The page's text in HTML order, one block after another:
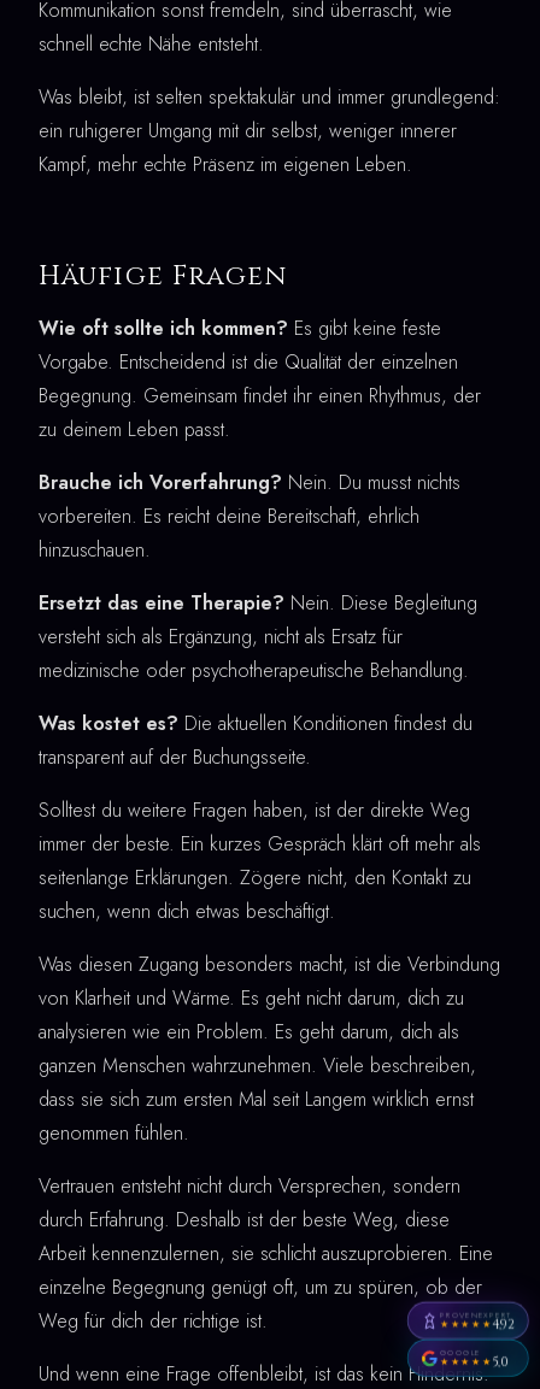
Kommunikation sonst fremdeln, sind überrascht, wie
schnell echte Nähe entsteht.
Was bleibt, ist selten spektakulär und immer grundlegend:
ein ruhigerer Umgang mit dir selbst, weniger innerer
Kampf, mehr echte Präsenz im eigenen Leben.
Häufige Fragen
Wie oft sollte ich kommen? Es gibt keine feste
Vorgabe. Entscheidend ist die Qualität der einzelnen
Begegnung. Gemeinsam findet ihr einen Rhythmus, der
zu deinem Leben passt.
Brauche ich Vorerfahrung? Nein. Du musst nichts
vorbereiten. Es reicht deine Bereitschaft, ehrlich
hinzuschauen.
Ersetzt das eine Therapie? Nein. Diese Begleitung
versteht sich als Ergänzung, nicht als Ersatz für
medizinische oder psychotherapeutische Behandlung.
Was kostet es? Die aktuellen Konditionen findest du
transparent auf der Buchungsseite.
Solltest du weitere Fragen haben, ist der direkte Weg
immer der beste. Ein kurzes Gespräch klärt oft mehr als
seitenlange Erklärungen. Zögere nicht, den Kontakt zu
suchen, wenn dich etwas beschäftigt.
Was diesen Zugang besonders macht, ist die Verbindung
von Klarheit und Wärme. Es geht nicht darum, dich zu
analysieren wie ein Problem. Es geht darum, dich als
ganzen Menschen wahrzunehmen. Viele beschreiben,
dass sie sich zum ersten Mal seit Langem wirklich ernst
genommen fühlen.
Vertrauen entsteht nicht durch Versprechen, sondern
durch Erfahrung. Deshalb ist der beste Weg, diese
Arbeit kennenzulernen, sie schlicht auszuprobieren. Eine
einzelne Begegnung genügt oft, um zu spüren, ob der
Weg für dich der richtige ist.
Und wenn eine Frage offenbleibt, ist das kein Hindernis.
PROVENEXPERT
★★★★★4,92
GOOGLE
★★★★★5,0